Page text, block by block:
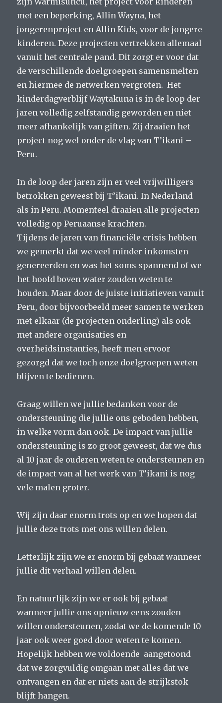
met een beperking, Allin Wayna, het
jongerenproject en Allin Kids, voor de jongere
kinderen. Deze projecten vertrekken allemaal
vanuit het centrale pand. Dit zorgt er voor dat
de verschillende doelgroepen samensmelten
en hiermee de netwerken vergroten. Het
kinderdagverblijf Waytakuna is in de loop der
jaren volledig zelfstandig geworden en niet
meer afhankelijk van giften. Zij draaien het
project nog wel onder de vlag van T’ikani –
Peru.
In de loop der jaren zijn er veel vrijwilligers
betrokken geweest bij T’ikani. In Nederland
als in Peru. Momenteel draaien alle projecten
volledig op Peruaanse krachten.
Tijdens de jaren van financiële crisis hebben
we gemerkt dat we veel minder inkomsten
genereerden en was het soms spannend of we
het hoofd boven water zouden weten te
houden. Maar door de juiste initiatieven vanuit
Peru, door bijvoorbeeld meer samen te werken
met elkaar (de projecten onderling) als ook
met andere organisaties en
overheidsinstanties, heeft men ervoor
gezorgd dat we toch onze doelgroepen weten
blijven te bedienen.
Graag willen we jullie bedanken voor de
ondersteuning die jullie ons geboden hebben,
in welke vorm dan ook. De impact van jullie
ondersteuning is zo groot geweest, dat we dus
al 10 jaar de ouderen weten te ondersteunen en
de impact van al het werk van T’ikani is nog
vele malen groter.
Wij zijn daar enorm trots op en we hopen dat
jullie deze trots met ons willen delen.
Letterlijk zijn we er enorm bij gebaat wanneer
jullie dit verhaal willen delen.
En natuurlijk zijn we er ook bij gebaat
wanneer jullie ons opnieuw eens zouden
willen ondersteunen, zodat we de komende 10
jaar ook weer goed door weten te komen.
Hopelijk hebben we voldoende aangetoond
dat we zorgvuldig omgaan met alles dat we
ontvangen en dat er niets aan de strijkstok
blijft hangen.